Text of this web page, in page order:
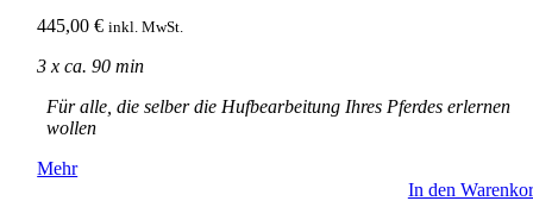
445,00€ inkl. MwSt.
3 x ca. 90 min
Für alle, die selber die Hufbearbeitung Ihres Pferdes erlernen
wollen
Mehr
In den